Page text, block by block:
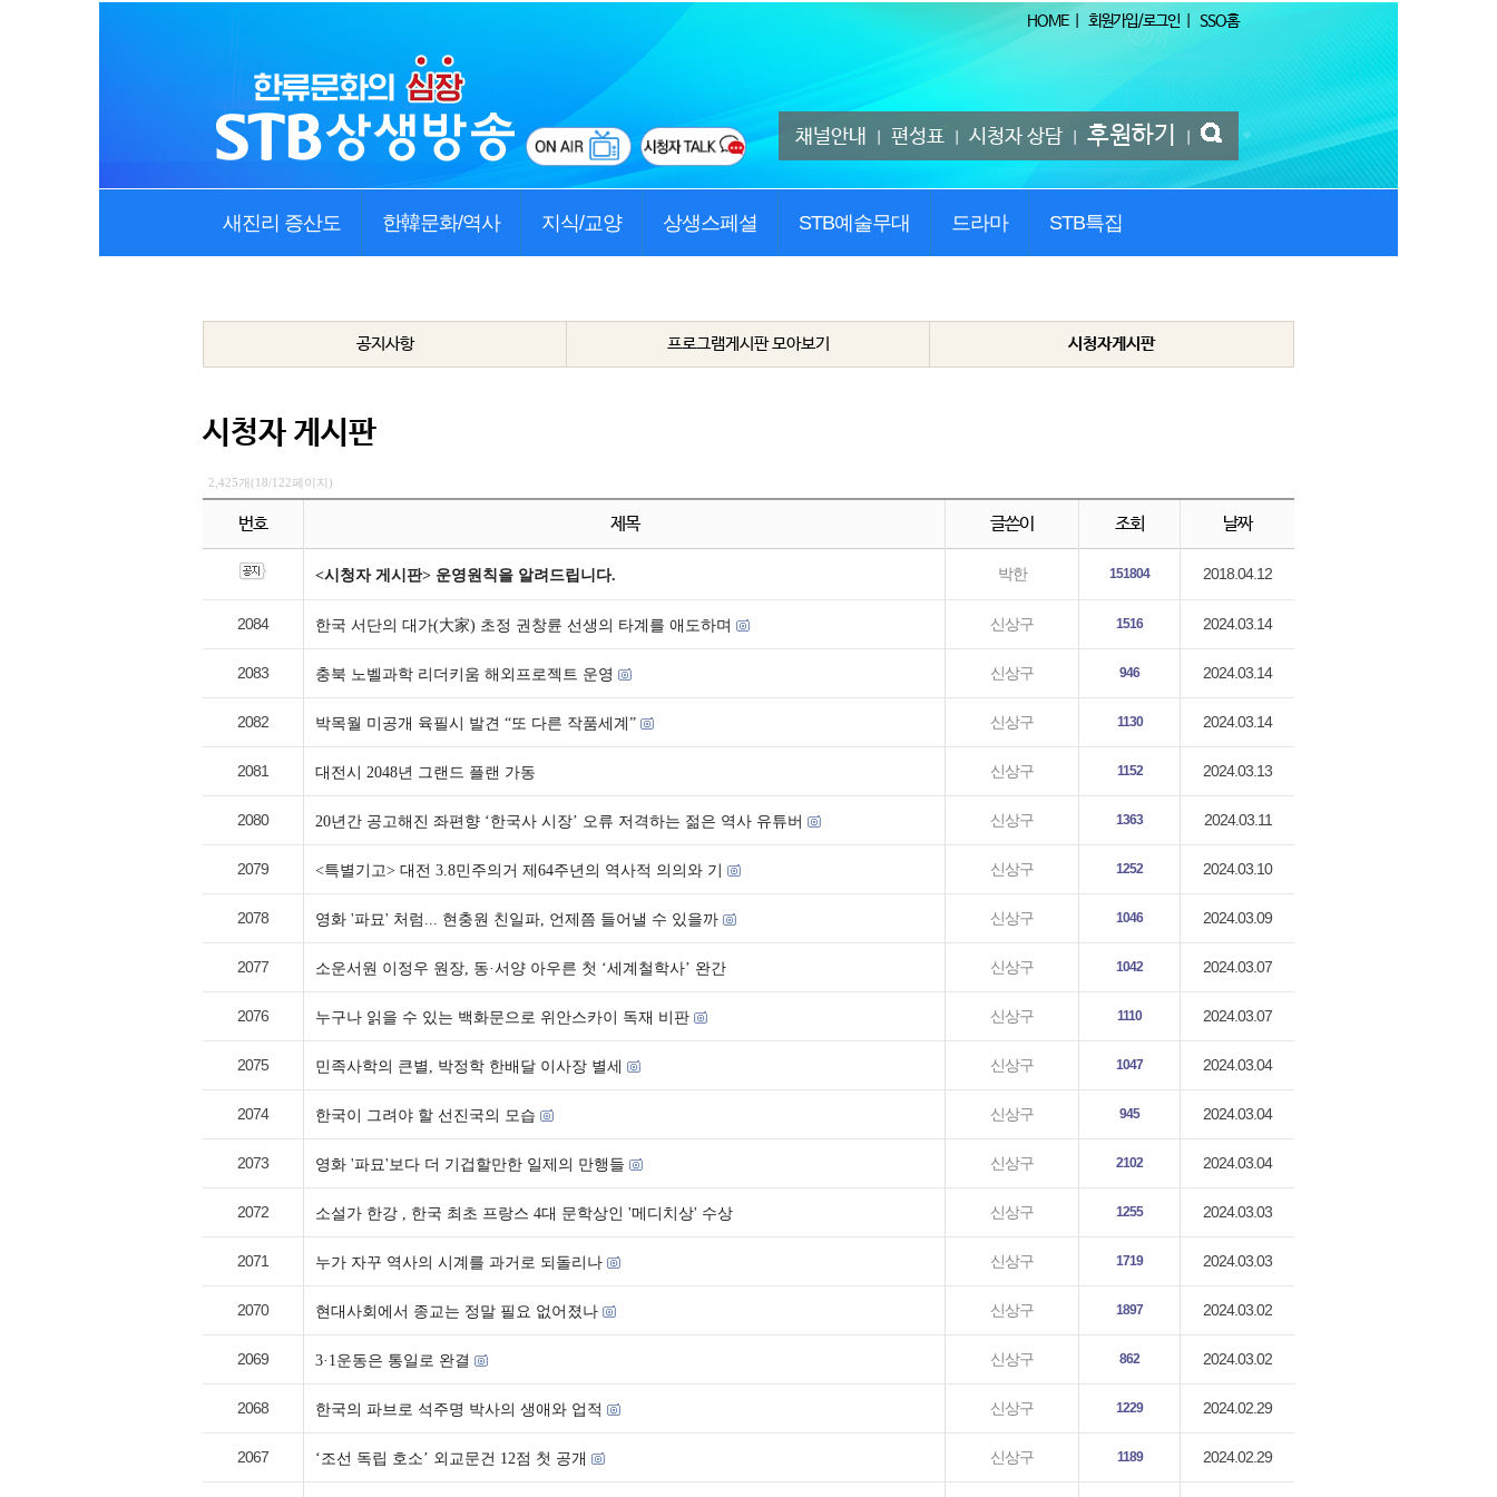
HOME| 회원가입/로그인 SSO홈
채널안내 편성표 시청자 상담 후원하기
새진리 증산도 한韓문화/역사 지식/교양 상생스페셜 STB예술무대 드라마 STB특집
공지사항 프로그램게시판 모아보기 시청자게시판
시청자 게시판
2,425개(18/122페이지)
번호 제목 글쓴이 조회 날짜
<시청자 게시판> 운영원칙을 알려드립니다. 박한 151804 2018.04.12
2084 한국 서단의 대가(大家) 초정 권창륜 선생의 타계를 애도하며 신상구 1516 2024.03.14
2083 충북 노벨과학 리더키움 해외프로젝트 운영 신상구 946 2024.03.14
2082 박목월 미공개 육필시 발견 “또 다른 작품세계” 신상구 1130 2024.03.14
2081 대전시 2048년 그랜드 플랜 가동 신상구 1152 2024.03.13
2080 20년간 공고해진 좌편향 ‘한국사 시장’ 오류 저격하는 젊은 역사 유튜버 신상구 1363 2024.03.11
2079 <특별기고> 대전 3.8민주의거 제64주년의 역사적 의의와 기 신상구 1252 2024.03.10
2078 영화 '파묘' 처럼... 현충원 친일파, 언제쯤 들어낼 수 있을까 신상구 1046 2024.03.09
2077 소운서원 이정우 원장, 동·서양 아우른 첫 ‘세계철학사’ 완간 신상구 1042 2024.03.07
2076 누구나 읽을 수 있는 백화문으로 위안스카이 독재 비판 신상구 1110 2024.03.07
2075 민족사학의 큰별, 박정학 한배달 이사장 별세 신상구 1047 2024.03.04
2074 한국이 그려야 할 선진국의 모습 신상구 945 2024.03.04
2073 영화 '파묘'보다 더 기겁할만한 일제의 만행들 신상구 2102 2024.03.04
2072 소설가 한강 , 한국 최초 프랑스 4대 문학상인 '메디치상' 수상 신상구 1255 2024.03.03
2071 누가 자꾸 역사의 시계를 과거로 되돌리나 신상구 1719 2024.03.03
2070 현대사회에서 종교는 정말 필요 없어졌나 신상구 1897 2024.03.02
2069 3·1운동은 통일로 완결 신상구 862 2024.03.02
2068 한국의 파브로 석주명 박사의 생애와 업적 신상구 1229 2024.02.29
2067 ‘조선 독립 호소’ 외교문건 12점 첫 공개 신상구 1189 2024.02.29